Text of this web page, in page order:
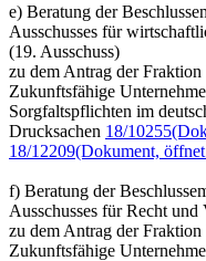
e) Beratung der
Ausschusses für
(19. Ausschuss)
zu dem Antrag der
Zukunftsfähige
Sorgfaltspflichten im
Drucksachen 18/10255
18/12209(Dokument, öffnet
f) Beratung der
Ausschusses für Recht und
zu dem Antrag der
Zukunftsfähige